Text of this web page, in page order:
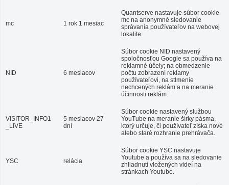
mc 1 rok 1 mesiac
Quantserve nastavuje súbor cookie
mc na anonymné sledovanie
správania používateľov na webovej
lokalite.
NID 6 mesiacov
Súbor cookie NID nastavený
spoločnosťou Google sa používa na
reklamné účely; na obmedzenie
počtu zobrazení reklamy
používateľovi, na stlmenie
nechcených reklám a na meranie
účinnosti reklám.
VISITOR_INFO1
_LIVE
5 mesiacov 27
dní
Súbor cookie nastavený službou
YouTube na meranie šírky pásma,
ktorý určuje, či používateľ získa nové
alebo staré rozhranie prehrávača.
YSC relácia
Súbor cookie YSC nastavuje
Youtube a používa sa na sledovanie
zhliadnutí vložených videí na
stránkach Youtube.